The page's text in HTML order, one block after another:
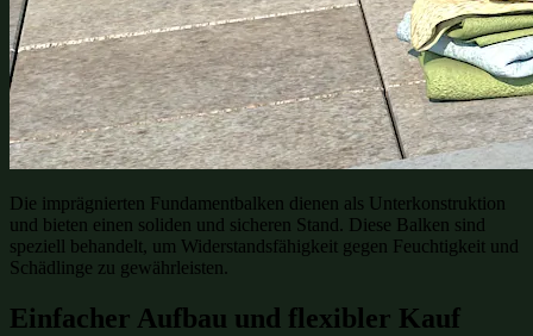
Die imprägnierten Fundamentbalken dienen als Unterkonstruktion
und bieten einen soliden und sicheren Stand. Diese Balken sind
speziell behandelt, um Widerstandsfähigkeit gegen Feuchtigkeit und
Schädlinge zu gewährleisten.
Einfacher Aufbau und flexibler Kauf